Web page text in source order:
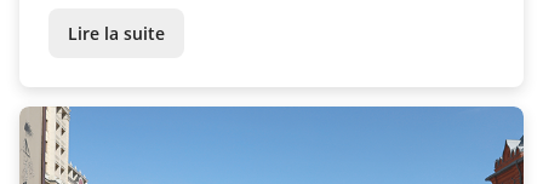
installations en s'appuyant sur des données fiables
Lire la suite